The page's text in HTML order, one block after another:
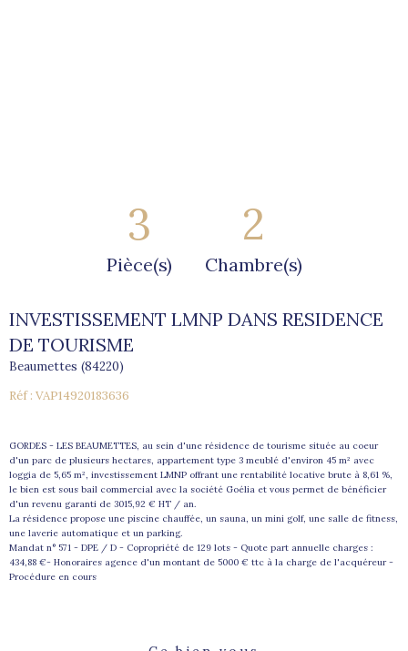
3
Pièce(s)
2
Chambre(s)
INVESTISSEMENT LMNP DANS RESIDENCE
DE TOURISME
Beaumettes (84220)
Réf : VAP14920183636
GORDES - LES BEAUMETTES, au sein d'une résidence de tourisme située au coeur
d'un parc de plusieurs hectares, appartement type 3 meublé d'environ 45 m² avec
loggia de 5,65 m², investissement LMNP offrant une rentabilité locative brute à 8,61 %,
le bien est sous bail commercial avec la société Goélia et vous permet de bénéficier
d'un revenu garanti de 3015,92 € HT / an.
La résidence propose une piscine chauffée, un sauna, un mini golf, une salle de fitness,
une laverie automatique et un parking.
Mandat n° 571 - DPE / D - Copropriété de 129 lots - Quote part annuelle charges :
434,88 €- Honoraires agence d'un montant de 5000 € ttc à la charge de l'acquéreur -
Procédure en cours